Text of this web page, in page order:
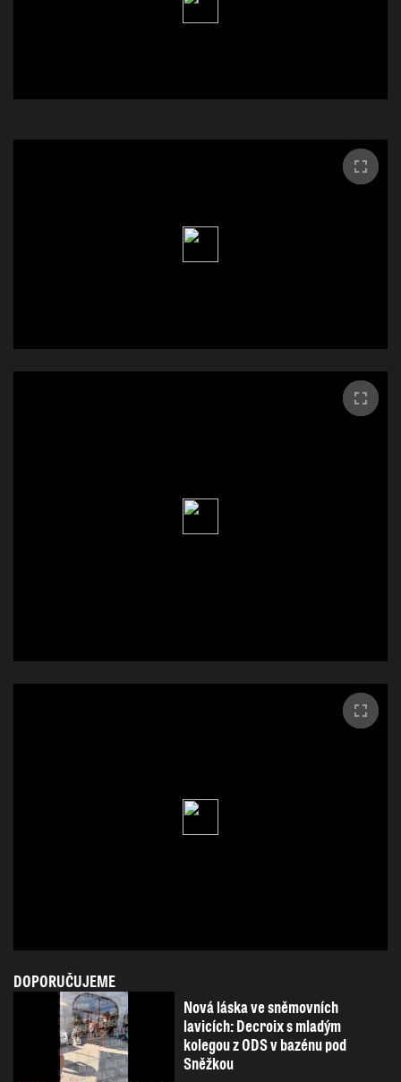
DOPORUČUJEME
Nová láska ve sněmovních
lavicích: Decroix s mladým
kolegou z ODS v bazénu pod
Sněžkou